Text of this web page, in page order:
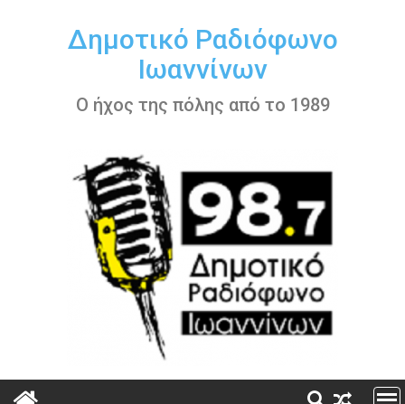
περιεχόμενοΔημοτικό Ραδιόφωνο
Ιωαννίνων
Ο ήχος της πόλης από το 1989